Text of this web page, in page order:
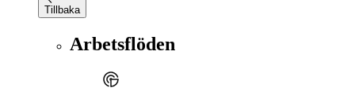
Tillbaka
Arbetsflöden